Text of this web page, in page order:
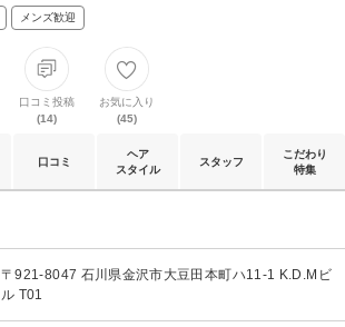
メンズ歓迎
口コミ投稿
(14)
お気に入り
(45)
口コミ
ヘア
スタイル
スタッフ
こだわり
特集
〒921-8047 石川県金沢市大豆田本町ハ11-1 K.D.Mビ
ル T01